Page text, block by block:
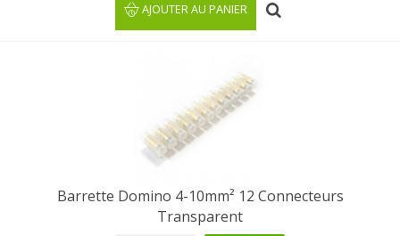
AJOUTER AU PANIER
Barrette Domino 4-10mm² 12 Connecteurs
Transparent